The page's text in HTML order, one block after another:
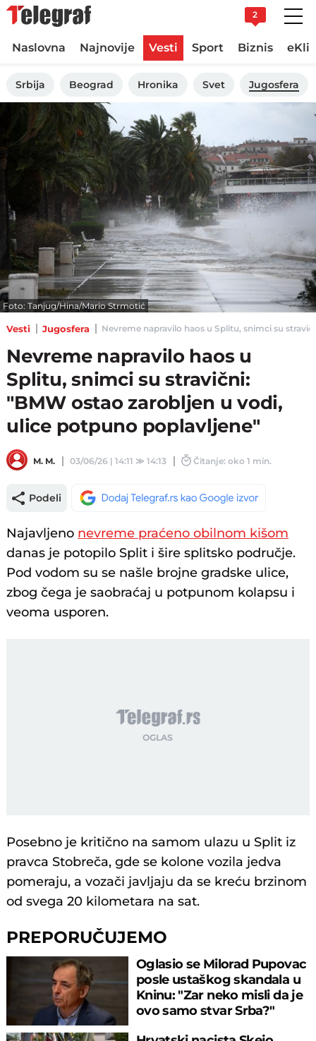
2
Naslovna Najnovije Vesti Sport Biznis
Srbija Beograd Hronika Svet Jugosfera
Foto: Tanjug/Hina/Mario Strmotić
Vesti Jugosfera Nevreme napravilo haos u Splitu, snimci su
Nevreme napravilo haos u
Splitu, snimci su stravični:
"BMW ostao zarobljen u vodi,
ulice potpuno poplavljene"
M. M. 03/06/26 | 14:11 ≫14:13 Čitanje: oko 1 min.
Podeli
Najavljeno nevreme praćeno obilnom kišom
danas je potopilo Split i šire splitsko područje.
Pod vodom su se našle brojne gradske ulice,
zbog čega je saobraćaj u potpunom kolapsu i
veoma usporen.
Posebno je kritično na samom ulazu u Split iz
pravca Stobreča, gde se kolone vozila jedva
pomeraju, a vozači javljaju da se kreću brzinom
od svega 20 kilometara na sat.
PREPORUČUJEMO
Oglasio se Milorad Pupovac
posle ustaškog skandala u
Kninu: "Zar neko misli da je
ovo samo stvar Srba?"